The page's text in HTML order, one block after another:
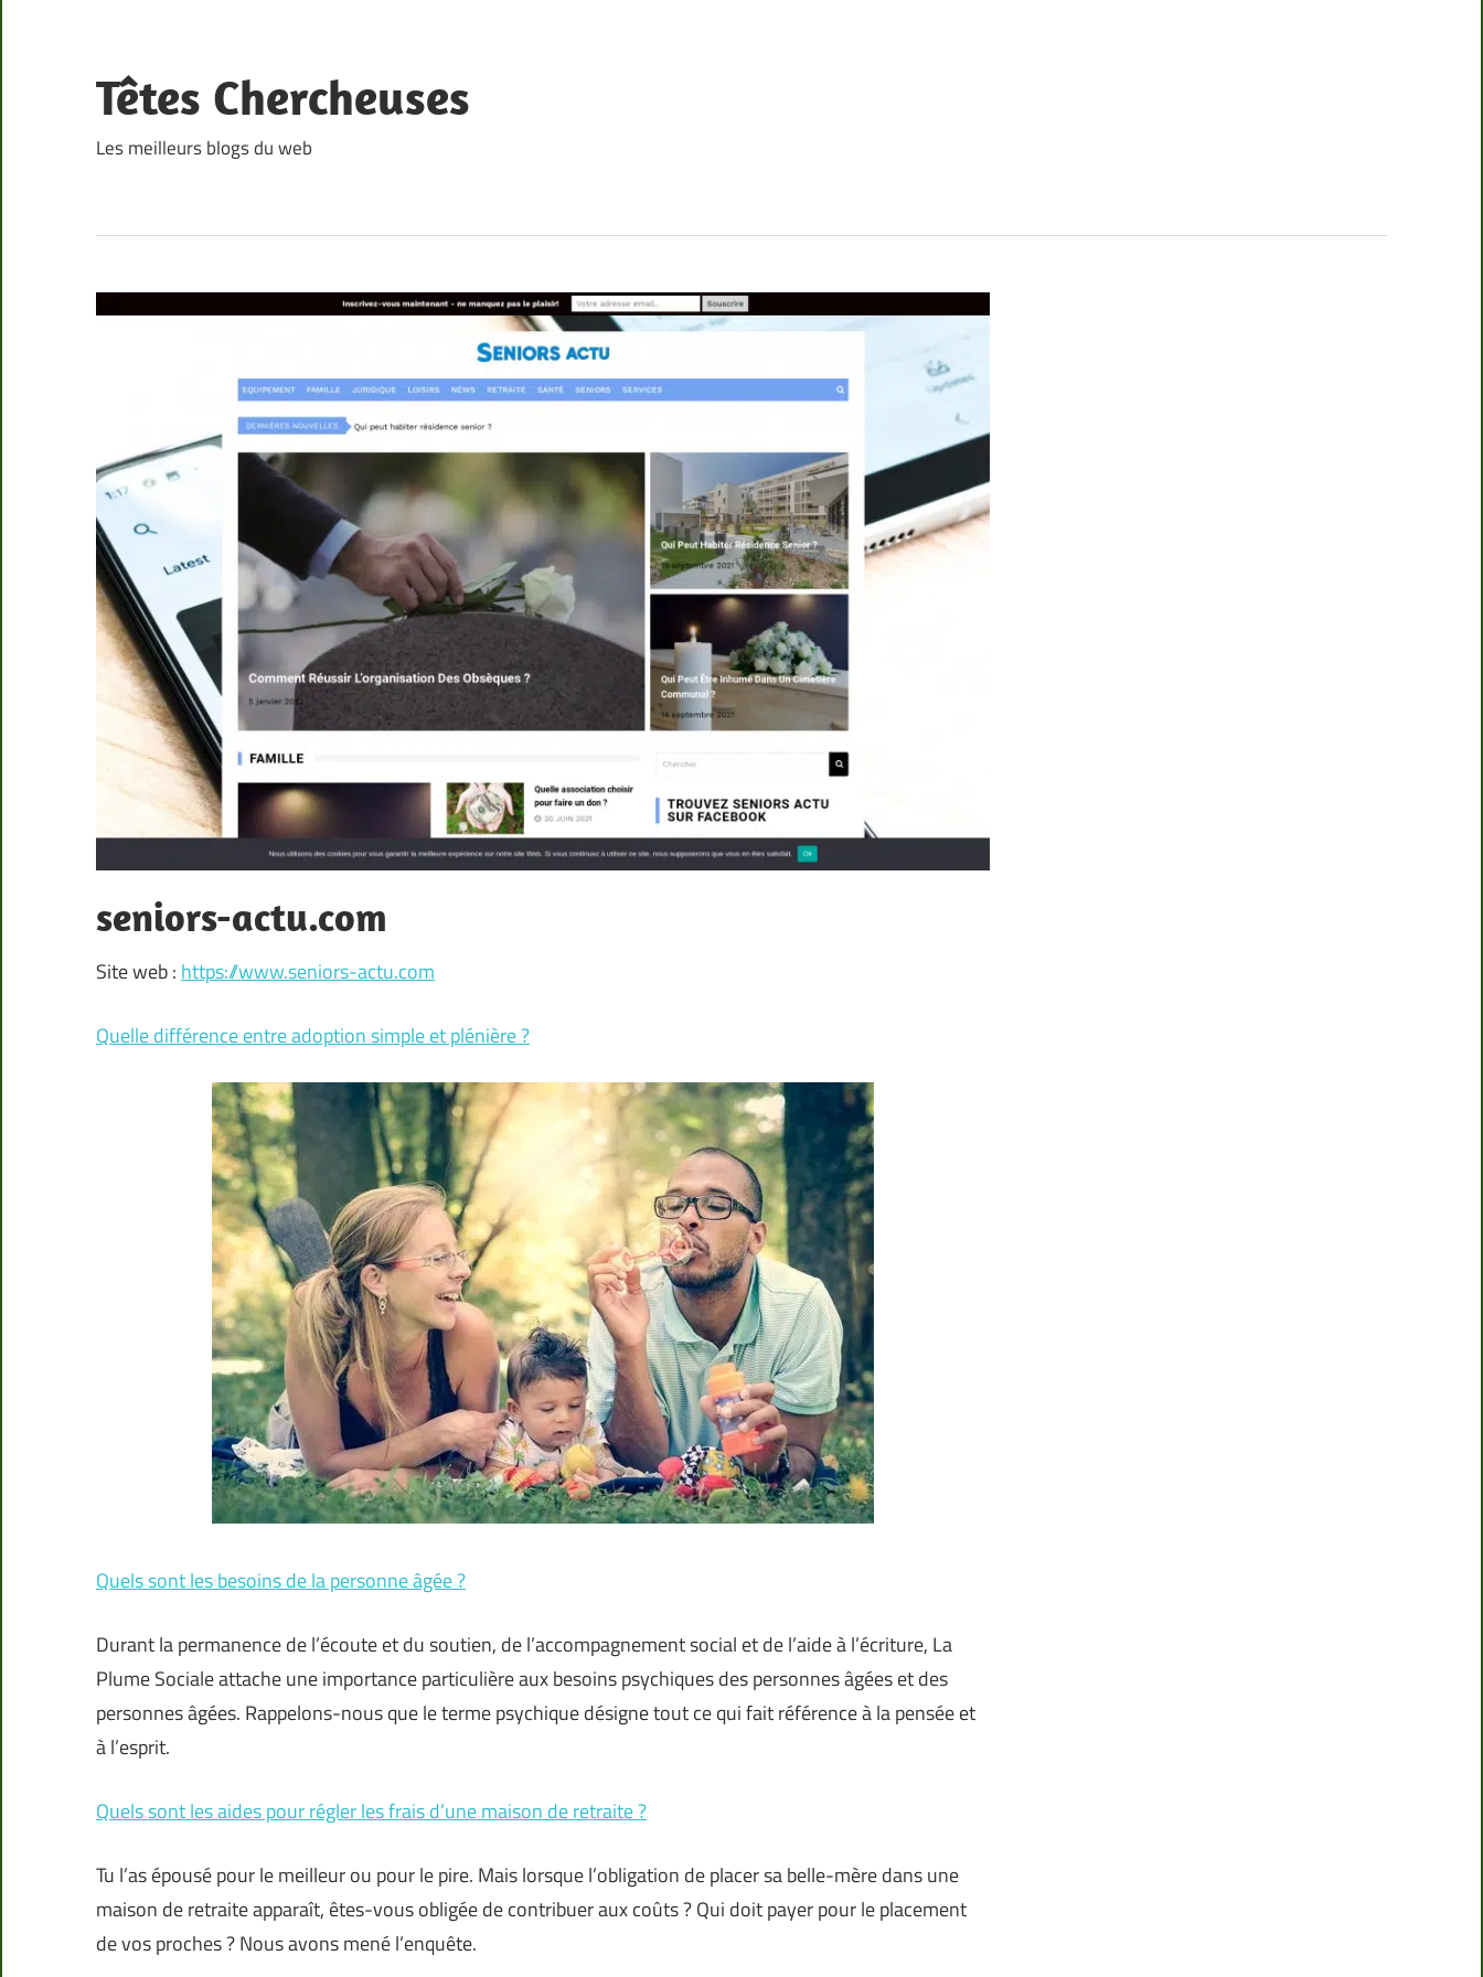
content
Têtes Chercheuses
Les meilleurs blogs du web
seniors-actu.com
Site web : https://www.seniors-actu.com
Quelle différence entre adoption simple et plénière ?
Quels sont les besoins de la personne âgée ?
Durant la permanence de l’écoute et du soutien, de l’accompagnement social et de l’aide à l’écriture, La
Plume Sociale attache une importance particulière aux besoins psychiques des personnes âgées et des
personnes âgées. Rappelons-nous que le terme psychique désigne tout ce qui fait référence à la pensée et
à l’esprit.
Quels sont les aides pour régler les frais d’une maison de retraite ?
Tu l’as épousé pour le meilleur ou pour le pire. Mais lorsque l’obligation de placer sa belle-mère dans une
maison de retraite apparaît, êtes-vous obligée de contribuer aux coûts ? Qui doit payer pour le placement
de vos proches ? Nous avons mené l’enquête.